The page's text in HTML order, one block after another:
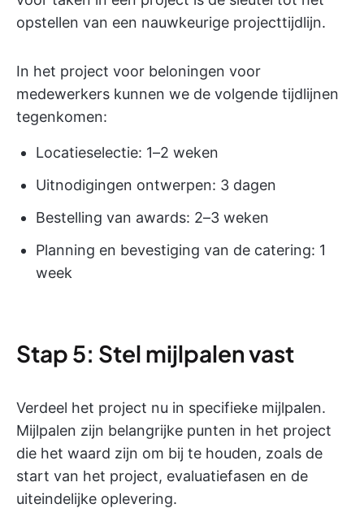
opstellen van een nauwkeurige projecttijdlijn.
In het project voor beloningen voor
medewerkers kunnen we de volgende tijdlijnen
tegenkomen:
Locatieselectie: 1–2 weken
Uitnodigingen ontwerpen: 3 dagen
Bestelling van awards: 2–3 weken
Planning en bevestiging van de catering: 1
week
Stap 5: Stel mijlpalen vast
Verdeel het project nu in specifieke mijlpalen.
Mijlpalen zijn belangrijke punten in het project
die het waard zijn om bij te houden, zoals de
start van het project, evaluatiefasen en de
uiteindelijke oplevering.